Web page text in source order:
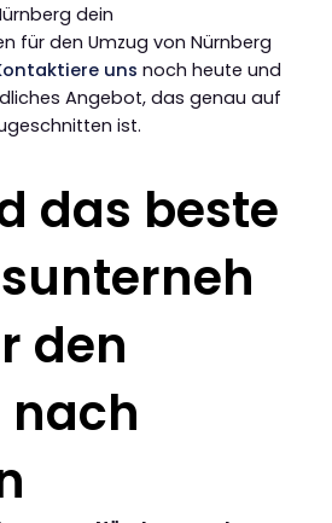
dein
für den Umzug von Nürnberg
uns noch heute und
Angebot, das genau auf
ist.
das beste
den
nach